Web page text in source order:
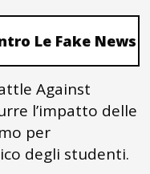
Le Fake News
Against
l’impatto delle
per
degli studenti.